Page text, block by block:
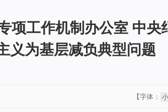
项工作机制办公室 中央
义为基层减负典型问题
【字体： 小